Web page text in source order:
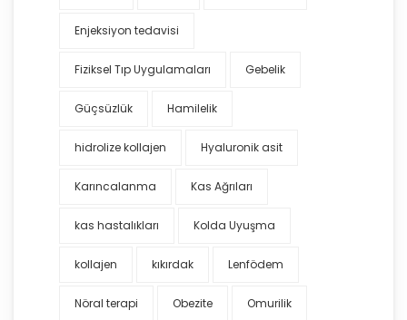
Enjeksiyon tedavisi
Fiziksel Tıp Uygulamaları Gebelik
Güçsüzlük Hamilelik
hidrolize kollajen Hyaluronik asit
Karıncalanma Kas Ağrıları
kas hastalıkları Kolda Uyuşma
kollajen kıkırdak Lenfödem
Nöral terapi Obezite Omurilik